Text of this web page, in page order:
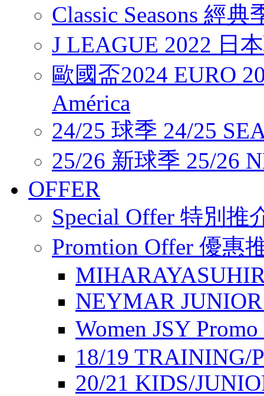
Classic Seasons 經典
J LEAGUE 2022 日
歐國盃2024 EURO
América
24/25 球季 24/25
25/26 新球季 25/26
OFFER
Special Offer 特別推
Promtion Offer 優惠
NEYMAR
Women JSY
18/19 TRAINING/
20/21 KIDS/